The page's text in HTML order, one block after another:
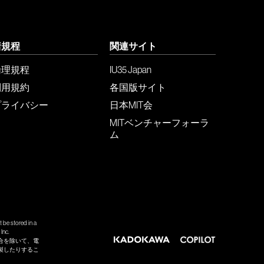
程
規程
規約
イバシー
関連サイト
IU35 Japan
各国版サイト
日本MIT会
MITベンチャーフォーラ
ム
be stored in a
を除いて、電
したりするこ